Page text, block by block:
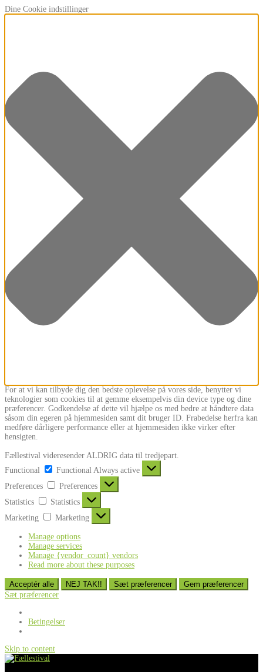
Dine Cookie indstillinger
For at vi kan tilbyde dig den bedste oplevelse på vores side, benytter vi
teknologier som cookies til at gemme eksempelvis din device type og dine
præferencer. Godkendelse af dette vil hjælpe os med bedre at håndtere data
såsom din egeren på hjemmesiden samt dit bruger ID. Frabedelse herfra kan
medføre dårligere performance eller at hjemmesiden ikke virker efter
hensigten.
Fællestival videresender ALDRIG data til tredjepart.
Functional
Functional Always active
Preferences
Preferences
Statistics
Statistics
Marketing
Marketing
Manage options
Manage services
Manage {vendor_count} vendors
Read more about these purposes
Acceptér alle NEJ TAK!! Sæt præferencer
Gem præferencer
Sæt præferencer
Betingelser
Skip to content